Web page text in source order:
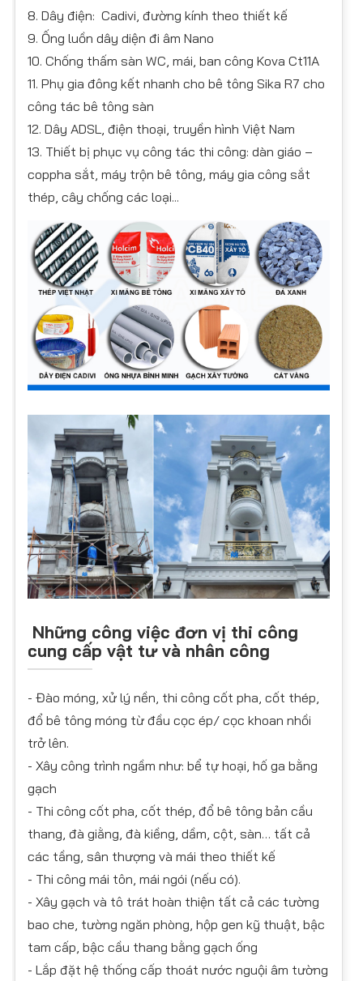
8. Dây điện: Cadivi, đường kính theo thiết kế
9. Ống luồn dây diện đi âm Nano
10. Chống thấm sàn WC, mái, ban công Kova Ct11A
11. Phụ gia đông kết nhanh cho bê tông Sika R7 cho
công tác bê tông sàn
12. Dây ADSL, điện thoại, truyền hình Việt Nam
13. Thiết bị phục vụ công tác thi công: dàn giáo –
coppha sắt, máy trộn bê tông, máy gia công sắt
thép, cây chống các loại...
Những công việc đơn vị thi công
cung cấp vật tư và nhân công
- Đào móng, xử lý nền, thi công cốt pha, cốt thép,
đổ bê tông móng từ đầu cọc ép/ cọc khoan nhồi
trở lên.
- Xây công trình ngầm như: bể tự hoại, hố ga bằng
gạch
- Thi công cốt pha, cốt thép, đổ bê tông bản cầu
thang, đà giằng, đà kiềng, dầm, cột, sàn… tất cả
các tầng, sân thượng và mái theo thiết kế
- Thi công mái tôn, mái ngói (nếu có).
- Xây gạch và tô trát hoàn thiện tất cả các tường
bao che, tường ngăn phòng, hộp gen kỹ thuật, bậc
tam cấp, bậc cầu thang bằng gạch ống
- Lắp đặt hệ thống cấp thoát nước nguội âm tường